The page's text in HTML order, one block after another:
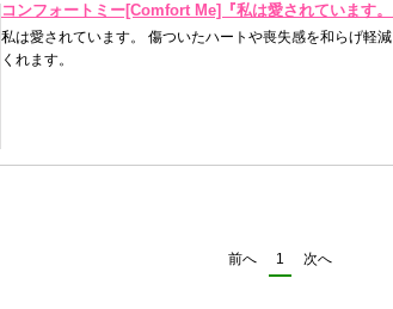
コンフォートミー[Comfort Me]『私は愛されています。
私は愛されています。 傷ついたハートや喪失感を和らげ軽
くれます。
前へ 1 次へ